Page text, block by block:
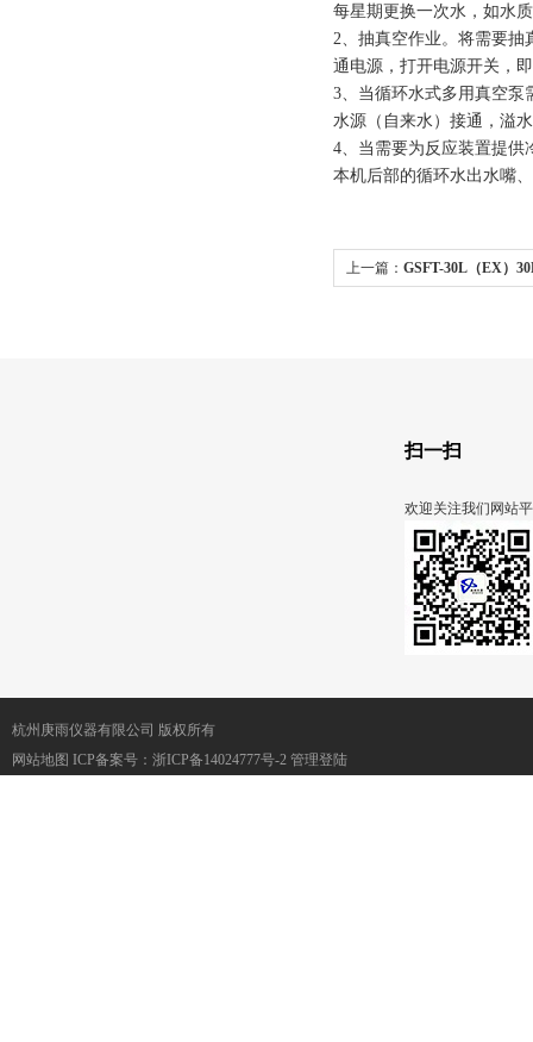
每星期更换一次水，如水
2、抽真空作业。将需要抽
通电源，打开电源开关，
3、当循环水式多用真空泵
水源（自来水）接通，溢
4、当需要为反应装置提供
本机后部的循环水出水嘴
上一篇： GSFT-30L（EX）
扫一扫
欢迎关注我们网站
杭州庚雨仪器有限公司 版权所有
网站地图 ICP备案号： 浙ICP备14024777号-2 管理登陆